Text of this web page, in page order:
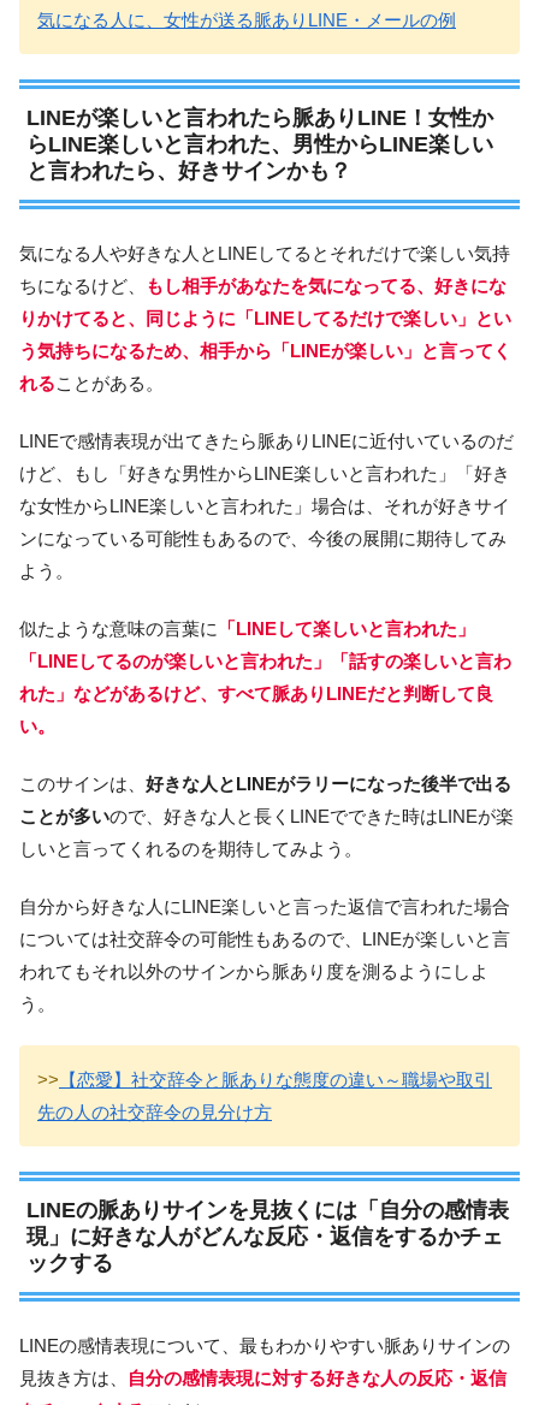
気になる人に、女性が送る脈ありLINE・メールの例
LINEが楽しいと言われたら脈ありLINE！女性か
らLINE楽しいと言われた、男性からLINE楽しい
と言われたら、好きサインかも？
気になる人や好きな人とLINEしてるとそれだけで楽しい気持
ちになるけど、
もし相手があなたを気になってる、好きにな
りかけてると、同じように「LINEしてるだけで楽しい」とい
う気持ちになるため、相手から「LINEが楽しい」と言ってく
れることがある。
LINEで感情表現が出てきたら脈ありLINEに近付いているのだ
けど、もし「好きな男性からLINE楽しいと言われた」「好き
な女性からLINE楽しいと言われた」場合は、それが好きサイ
ンになっている可能性もあるので、今後の展開に期待してみ
よう。
似たような意味の言葉に
「LINEして楽しいと言われた」
「LINEしてるのが楽しいと言われた」「話すの楽しいと言わ
れた」などがあるけど、すべて脈ありLINEだと判断して良
い。
このサインは、 好きな人とLINEがラリーになった後半で出る
ことが多いので、好きな人と長くLINEでできた時はLINEが楽
しいと言ってくれるのを期待してみよう。
自分から好きな人にLINE楽しいと言った返信で言われた場合
については社交辞令の可能性もあるので、LINEが楽しいと言
われてもそれ以外のサインから脈あり度を測るようにしよ
う。
>> 【恋愛】社交辞令と脈ありな態度の違い～職場や取引
先の人の社交辞令の見分け方
LINEの脈ありサインを見抜くには「自分の感情表
現」に好きな人がどんな反応・返信をするかチェ
ックする
LINEの感情表現について、最もわかりやすい脈ありサインの
見抜き方は、
自分の感情表現に対する好きな人の反応・返信